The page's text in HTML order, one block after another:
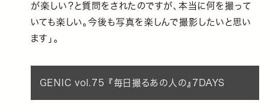
が楽しい？と質問をされたのですが、本当に何を撮って
いても楽しい。今後も写真を楽しんで撮影したいと思い
ます」。
GENIC vol.75 『毎日撮るあの人の』7DAYS